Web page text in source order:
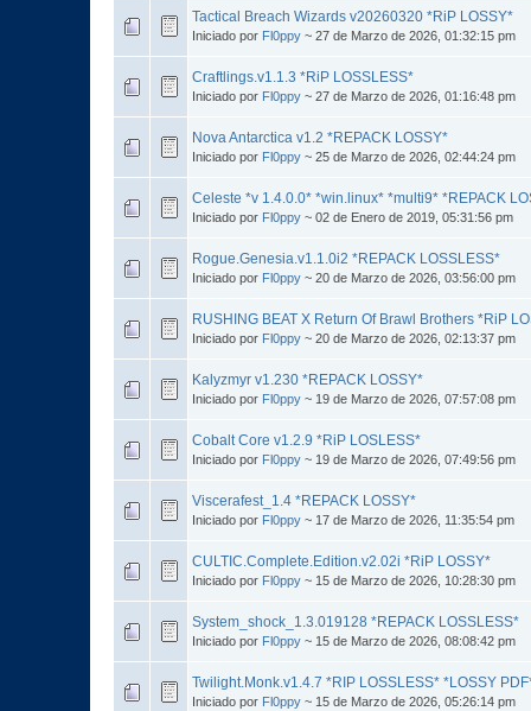
Tactical Breach Wizards v20260320 *RiP LOSSY*
Iniciado por Fl0ppy ~ 27 de Marzo de 2026, 01:32:15 pm
Craftlings.v1.1.3 *RiP LOSSLESS*
Iniciado por Fl0ppy ~ 27 de Marzo de 2026, 01:16:48 pm
Nova Antarctica v1.2 *REPACK LOSSY*
Iniciado por Fl0ppy ~ 25 de Marzo de 2026, 02:44:24 pm
Celeste *v 1.4.0.0* *win.linux* *multi9* *REPACK
Iniciado por Fl0ppy ~ 02 de Enero de 2019, 05:31:56 pm
Rogue.Genesia.v1.1.0i2 *REPACK LOSSLESS*
Iniciado por Fl0ppy ~ 20 de Marzo de 2026, 03:56:00 pm
RUSHING BEAT X Return Of Brawl Brothers *RiP
Iniciado por Fl0ppy ~ 20 de Marzo de 2026, 02:13:37 pm
Kalyzmyr v1.230 *REPACK LOSSY*
Iniciado por Fl0ppy ~ 19 de Marzo de 2026, 07:57:08 pm
Cobalt Core v1.2.9 *RiP LOSLESS*
Iniciado por Fl0ppy ~ 19 de Marzo de 2026, 07:49:56 pm
Viscerafest_1.4 *REPACK LOSSY*
Iniciado por Fl0ppy ~ 17 de Marzo de 2026, 11:35:54 pm
CULTIC.Complete.Edition.v2.02i *RiP LOSSY*
Iniciado por Fl0ppy ~ 15 de Marzo de 2026, 10:28:30 pm
System_shock_1.3.019128 *REPACK LOSSLESS*
Iniciado por Fl0ppy ~ 15 de Marzo de 2026, 08:08:42 pm
Twilight.Monk.v1.4.7 *RIP LOSSLESS* *LOSSY
Iniciado por Fl0ppy ~ 15 de Marzo de 2026, 05:26:14 pm